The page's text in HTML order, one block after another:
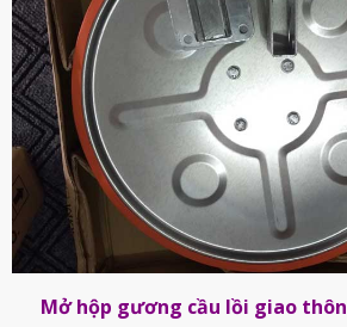
Mở hộp gương cầu lồi giao